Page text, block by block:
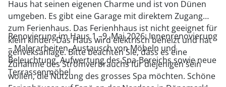
Haus hat seinen eigenen Charme und ist von Dünen
umgeben. Es gibt eine Garage mit direktem Zugang
zum Ferienhaus. Das Ferienhhaus ist nicht geeignet für
klein kinder. Das Haus wird elektrisch beheizt und hat
genveksanlage. Bitte beachten Sie, dass es eine
Zunahme des Stromverbrauchs für diejenigen sein
wollen, die Nutzung des grosses Spa möchten. Schöne
Renovierung im Haus 1.–9. Mai 2026: Innenrenovierung
– Malerarbeiten, Austausch von Möbeln und
Beleuchtung, Aufwertung des Spa-Bereichs sowie neue
Terrassenmöbel.